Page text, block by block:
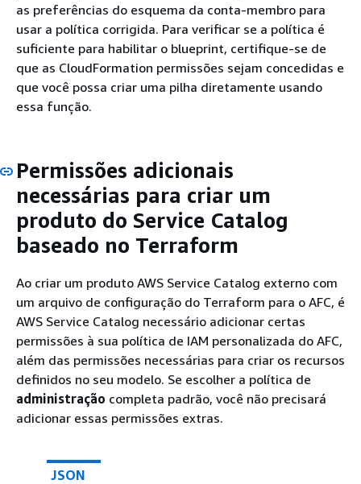
as preferências do esquema da conta-membro para
usar a política corrigida. Para verificar se a política é
suficiente para habilitar o blueprint, certifique-se de
que as CloudFormation permissões sejam concedidas e
que você possa criar uma pilha diretamente usando
essa função.
Permissões adicionais
necessárias para criar um
produto do Service Catalog
baseado no Terraform
Ao criar um produto AWS Service Catalog externo com
um arquivo de configuração do Terraform para o AFC, é
AWS Service Catalog necessário adicionar certas
permissões à sua política de IAM personalizada do AFC,
além das permissões necessárias para criar os recursos
definidos no seu modelo. Se escolher a política de
administração completa padrão, você não precisará
adicionar essas permissões extras.
JSON